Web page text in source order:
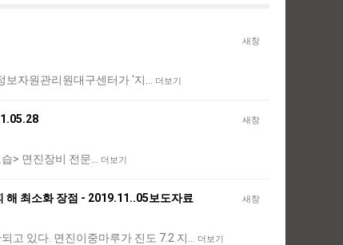
새창
보자원관리원대구센터가 '지… 더보기
새창
> 면진장비 전문… 더보기
새창
해 최소화 장점 - 2019.11..05보도자료
고 있다. 면진이중마루가 진도 7.2 지… 더보기